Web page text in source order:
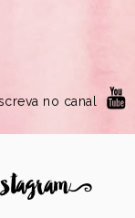
no canal
9